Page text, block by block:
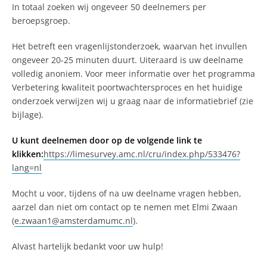
In totaal zoeken wij ongeveer 50 deelnemers per
beroepsgroep.
Het betreft een vragenlijstonderzoek, waarvan het invullen
ongeveer 20-25 minuten duurt. Uiteraard is uw deelname
volledig anoniem. Voor meer informatie over het programma
Verbetering kwaliteit poortwachtersproces en het huidige
onderzoek verwijzen wij u graag naar de informatiebrief (zie
bijlage).
U kunt deelnemen door op de volgende link te
klikken:https://limesurvey.amc.nl/cru/index.php/533476?
lang=nl
Mocht u voor, tijdens of na uw deelname vragen hebben,
aarzel dan niet om contact op te nemen met Elmi Zwaan
(e.zwaan1@amsterdamumc.nl).
Alvast hartelijk bedankt voor uw hulp!